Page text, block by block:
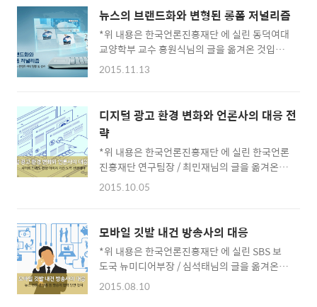
판 미국 신문들은 온라인에 맞는 새로운 형식으
로 출판되고 있지 않는 것으로 보인다. 대신 웹
버전은 인쇄 버전을 복제하고 있다.(…) 소수의
기사만이 하이퍼링크, 이미지..
고, 뉴미디어 부서에는 꼭 카드뉴스를 제작 하는
팀 또는 전담 인력이 배치되고 있으니, 카드뉴스
가 궁극적인 해답이냐에 대해서는 이론이 많을
지 몰라도 최소한 ‘대세’임에는 분명합니다. 자
체 서비스는 물론 네이버 포스트나 피키캐스트
고 넘치는 것을 보면 언론사와 뉴스 소비자들의
눈높이가 대략 맞아떨어진 일종의 ‘타협점’에
카드뉴스라는 포맷이 자리 잡고 있는 것으로 보
입니다. 달라진 콘텐츠 구성 ..
뉴스의 브랜드화와 변형된 롱폼 저널리즘
*위 내용은 한국언론진흥재단 에 실린 동덕여대
교양학부 교수 홍원식님의 글을 옮겨온 것입니
다. 영화 ‘백투더퓨처’에 나왔던 많은 장면들이
그 어떤 영화에서도 상상하지 못했던 일일 듯합
니다. 가히 우리 삶의 모든 것이 모바일 기기로
통섭되고 있는 상황 속에서, 방송 서비스에 있어
서도 모바일의 특성에 기반한 디지털 플랫폼은
점점 더 큰 영향력을 발휘하고 있습니다. 디지털
플랫폼의 생태계에서 탄생한 넷플릭스, 훌루 등
코드커팅 같은 암울한 용어들에 점점 더 익숙해
져 가고 있습니다. 방송사들의 적극적 대응 시작
2014년부터..
2015.11.13
디지털 광고 환경 변화와 언론사의 대응 전
략
*위 내용은 한국언론진흥재단 에 실린 한국언론
진흥재단 연구팀장 / 최민재님의 글을 옮겨온
것입니다. 모든 길은 모바일로 통해 먼저 플랫폼
1,929만 명, 등록된 TV 수상기 2,249만 대
(2013년 말 기준), ABC공사에서 확인된 148개
전국/지역 일간지 발행부수 1,027만 부, 유가부
수 714만부(2013년 말 기준)입니다. 즉, 스마
트폰이 양적으로 가장 보편적인 플랫폼의 지위
2015.10.05
모바일 깃발 내건 방송사의 대응
*위 내용은 한국언론진흥재단 에 실린 SBS 보
도국 뉴미디어부장 / 심석태님의 글을 옮겨온
것입니다. 현실의 언론인들이 미디어 전략가들
2015.08.10